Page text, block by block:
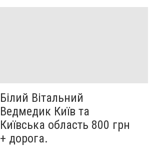
Білий Вітальний
Ведмедик Київ та
Київська область 800 грн
+ дорога.